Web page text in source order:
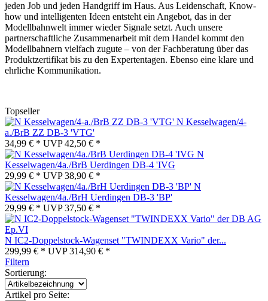
jeden Job und jeden Handgriff im Haus. Aus Leidenschaft, Know-
how und intelligenten Ideen entsteht ein Angebot, das in der
Modellbahnwelt immer wieder Signale setzt. Auch unsere
partnerschaftliche Zusammenarbeit mit dem Handel kommt den
Modellbahnern vielfach zugute – von der Fachberatung über das
Produktzertifikat bis zu den Expertentagen. Ebenso eine klare und
ehrliche Kommunikation.
Topseller
N Kesselwagen/4-
a./BrB ZZ DB-3 'VTG'
34,99 € * UVP42,50 € *
N
Kesselwagen/4a./BrB Uerdingen DB-4 'IVG
29,99 € * UVP38,90 € *
N
Kesselwagen/4a./BrH Uerdingen DB-3 'BP'
29,99 € * UVP37,50 € *
N IC2-Doppelstock-Wagenset "TWINDEXX Vario" der...
299,99 € * UVP314,90 € *
Filtern
Sortierung:
Artikel pro Seite: